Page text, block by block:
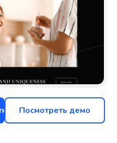
Посмотреть демо